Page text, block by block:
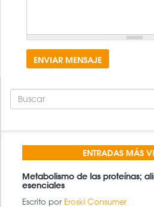
ENVIAR MENSAJE
FORMULARIO
DE
ENTRADAS MÁS
Metabolismo de las proteínas;
esenciales
Escrito por Eroski Consumer